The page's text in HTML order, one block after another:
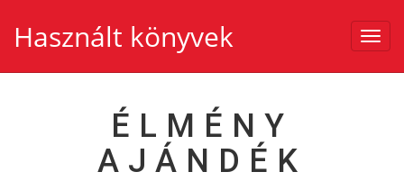
Használt könyvek
ÉLMÉNY
AJÁNDÉK